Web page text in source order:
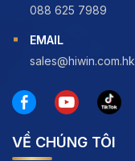
088 625 7989
EMAIL
sales@hiwin.com.hk
VỀ CHÚNG TÔI